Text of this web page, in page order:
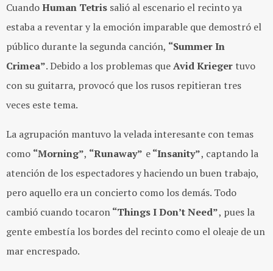
CuandoHuman Tetris salió al escenario el recinto ya
estaba a reventar y la emoción imparable que demostró el
público durante la segunda canción, “Summer In
Crimea”. Debido a los problemas queAvid Krieger tuvo
con su guitarra, provocó que los rusos repitieran tres
veces este tema.
La agrupación mantuvo la velada interesante con temas
como “Morning”, “Runaway” e“Insanity”, captando la
atención de los espectadores y haciendo un buen trabajo,
pero aquello era un concierto como los demás. Todo
cambió cuando tocaron“Things I Don’t Need”, pues la
gente embestía los bordes del recinto como el oleaje de un
mar encrespado.